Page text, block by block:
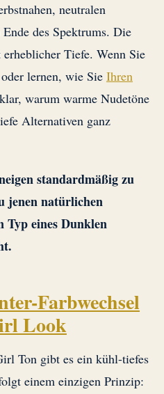
neutralen
des Spektrums. Die
Tiefe. Wenn Sie
lernen, wie Sie Ihren
warum warme Nudetöne
Alternativen ganz
standardmäßig zu
jenen natürlichen
Typ eines Dunklen
Farbwechsel
Look
Ton gibt es ein kühl-tiefes
einem einzigen Prinzip: